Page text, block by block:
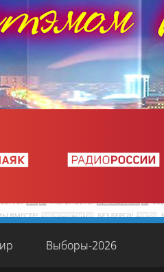
Выборы-2026